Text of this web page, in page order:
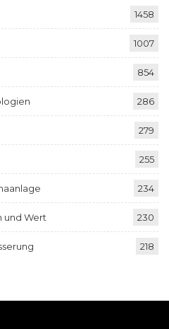
1458
1007
854
286
279
255
234
und Wert 230
218